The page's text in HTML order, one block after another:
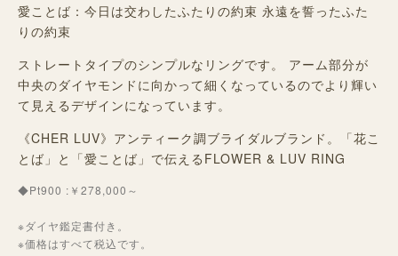
愛ことば：今日は交わしたふたりの約束 永遠を誓ったふた
りの約束
ストレートタイプのシンプルなリングです。 アーム部分が
中央のダイヤモンドに向かって細くなっているのでより輝い
て見えるデザインになっています。
《CHER LUV》アンティーク調ブライダルブランド。「花こ
とば」と「愛ことば」で伝えるFLOWER & LUV RING
◆Pt900 :￥278,000～
※ダイヤ鑑定書付き。
※価格はすべて税込です。